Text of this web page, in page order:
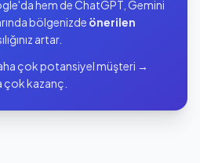
hem de ChatGPT, Gemini
bölgenizde önerilen
artar.
çok potansiyel müşteri →
çok kazanç.